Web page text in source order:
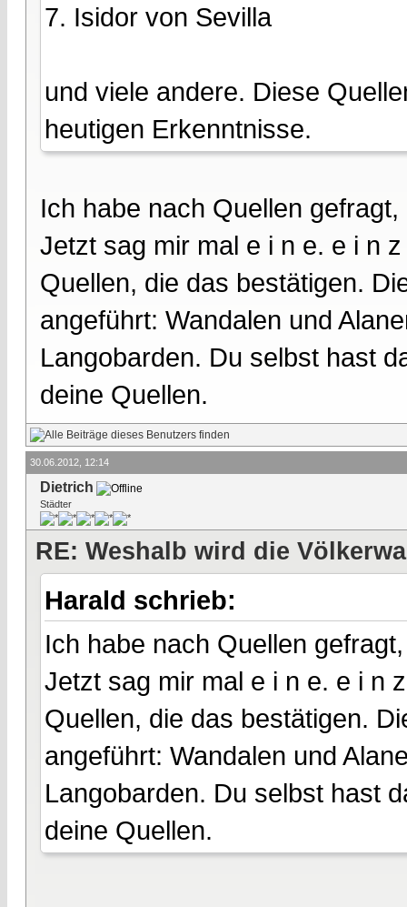
7. Isidor von Sevilla
und viele andere. Diese
heutigen Erkenntnisse.
Ich habe nach Quellen
Jetzt sag mir mal e i n e. e i n
Quellen, die das bestätigen.
angeführt: Wandalen und
Langobarden. Du selbst hast
deine Quellen.
30.06.2012, 12:14
Dietrich
Städter
RE: Weshalb wird die
Harald schrieb:
Ich habe nach Quellen
Jetzt sag mir mal e i n e. e i n
Quellen, die das bestätigen.
angeführt: Wandalen und
Langobarden. Du selbst hast
deine Quellen.